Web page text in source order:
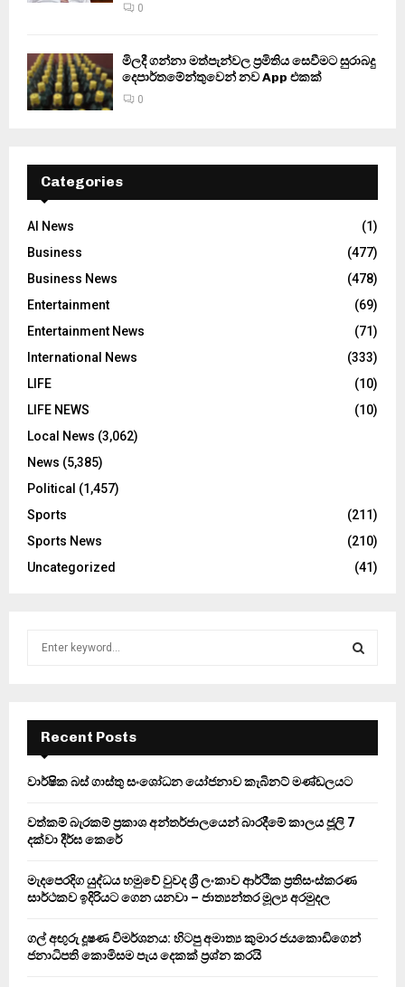
0
මිලදී ගන්නා මත්පැන්වල ප්‍රමිතිය සෙවීමට සුරාබදු
දෙපාර්තමේන්තුවෙන් නව App එකක්
0
Categories
AI News
(1)
Business
(477)
Business News
(478)
Entertainment
(69)
Entertainment News
(71)
International News
(333)
LIFE
(10)
LIFE NEWS
(10)
Local News (3,062)
News (5,385)
Political (1,457)
Sports
(211)
Sports News
(210)
Uncategorized
(41)
f
r
E
A
Recent Posts
වාර්ෂික බස් ගාස්තු සංශෝධන යෝජනාව කැබිනට් මණ්ඩලයට
වත්කම් බැරකම් ප්‍රකාශ අන්තර්ජාලයෙන් බාරදීමේ කාලය ජූලි 7
දක්වා දීර්ඝ කෙරේ
මැදපෙරදිග යුද්ධය හමුවේ වුවද ශ්‍රී ලංකාව ආර්ථික ප්‍රතිසංස්කරණ
සාර්ථකව ඉදිරියට ගෙන යනවා – ජාත්‍යන්තර මූල්‍ය අරමුදල
ගල් අඟුරු දූෂණ විමර්ශනය: හිටපු අමාත්‍ය කුමාර ජයකොඩිගෙන්
ජනාධිපති කොමිසම පැය දෙකක් ප්‍රශ්න කරයි